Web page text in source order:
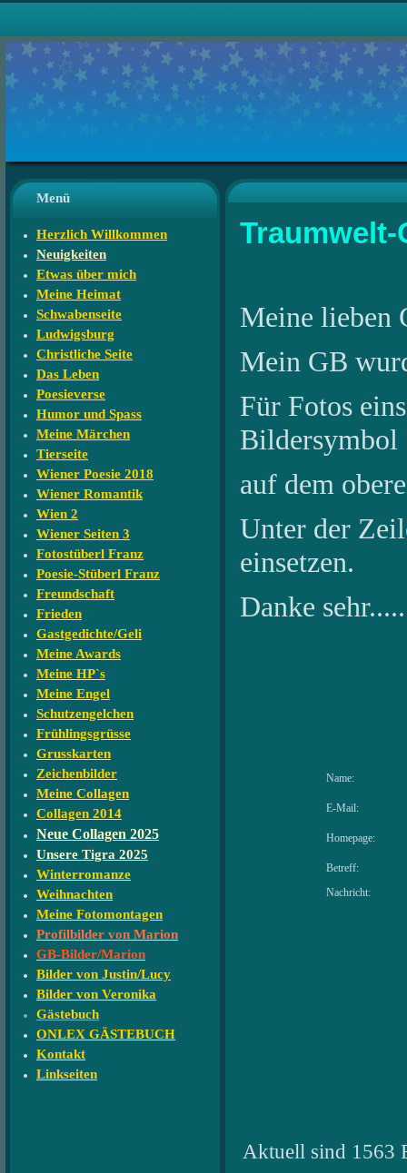
Menü
Herzlich Willkommen
Neuigkeiten
Etwas über mich
Meine Heimat
Schwabenseite
Ludwigsburg
Christliche Seite
Das Leben
Poesieverse
Humor und Spass
Meine Märchen
Tierseite
Wiener Poesie 2018
Wiener Romantik
Wien 2
Wiener Seiten 3
Fotostüberl Franz
Poesie-Stüberl Franz
Freundschaft
Frieden
Gastgedichte/Geli
Meine Awards
Meine HP`s
Meine Engel
Schutzengelchen
Frühlingsgrüsse
Grusskarten
Zeichenbilder
Meine Collagen
Collagen 2014
Neue Collagen 2025
Unsere Tigra 2025
Winterromanze
Weihnachten
Meine Fotomontagen
Profilbilder von Marion
GB-Bilder/Marion
Bilder von Justin/Lucy
Bilder von Veronika
Gästebuch
ONLEX GÄSTEBUCH
Kontakt
Linkseiten
Meine lieben
Mein GB
Für Fotos
Bildersymbol
auf dem
Unter der
einsetzen.
Danke
Name:
E-Mail:
Homepage:
Betreff:
Nachricht:
Aktuell sind 1563